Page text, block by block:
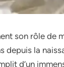
son rôle de
la
d’un